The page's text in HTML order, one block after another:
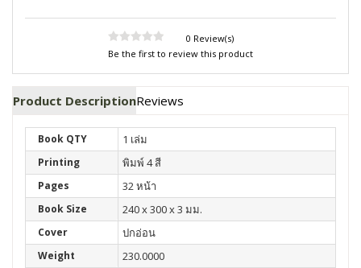
0 Review(s)
Be the first to review this product
Product DescriptionReviews
Book QTY 1 เล่ม
Printing พิมพ์ 4 สี
Pages 32 หน้า
Book Size 240 x 300 x 3 มม.
Cover ปกอ่อน
Weight 230.0000